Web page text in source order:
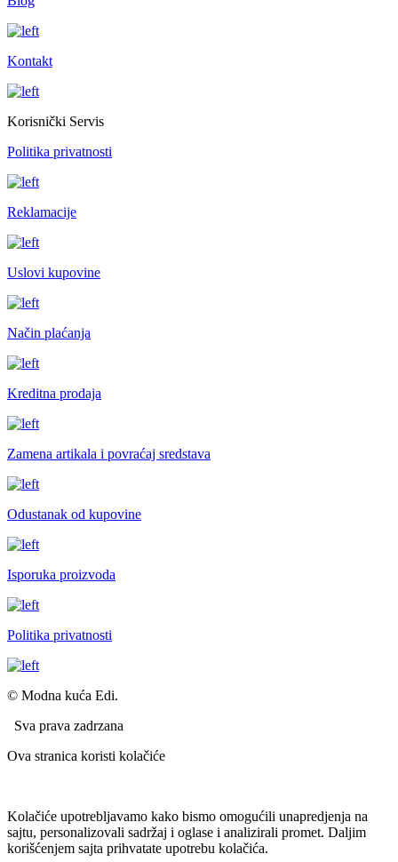
Kontakt
Korisnički Servis
Politika privatnosti
Reklamacije
Uslovi kupovine
Način plaćanja
Kreditna prodaja
Zamena artikala i povraćaj sredstava
Odustanak od kupovine
Isporuka proizvoda
Politika privatnosti
© Modna kuća Edi.
Sva prava zadrzana
Ova stranica koristi kolačiće
Kolačiće upotrebljavamo kako bismo omogućili unapredjenja na
sajtu, personalizovali sadržaj i oglase i analizirali promet. Daljim
korišćenjem sajta prihvatate upotrebu kolačića.